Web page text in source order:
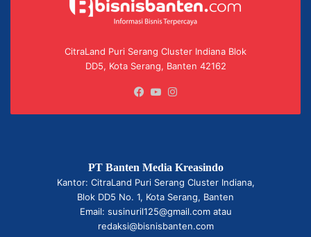
CitraLand Puri Serang Cluster Indiana Blok
DD5, Kota Serang, Banten 42162
Facebook
YouTube
PT Banten Media Kreasindo
Kantor: CitraLand Puri Serang Cluster Indiana,
Blok DD5 No. 1, Kota Serang, Banten
Email: susinuril125@gmail.com atau
redaksi@bisnisbanten.com